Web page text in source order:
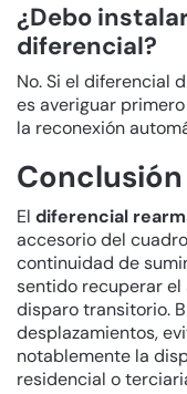
¿Debo
diferencial?
No. Si el diferencial
es averiguar
la reconexión
Conclusión
El diferencial
accesorio del
continuidad de
sentido recuperar
disparo transitorio.
desplazamientos,
notablemente la
residencial o